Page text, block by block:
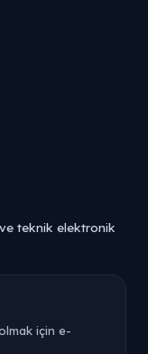
ve teknik elektronik
için e-